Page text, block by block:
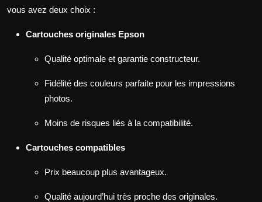
vous avez deux choix :
Cartouches originales Epson
Qualité optimale et garantie constructeur.
Fidélité des couleurs parfaite pour les impressions
photos.
Moins de risques liés à la compatibilité.
Cartouches compatibles
Prix beaucoup plus avantageux.
Qualité aujourd’hui très proche des originales.